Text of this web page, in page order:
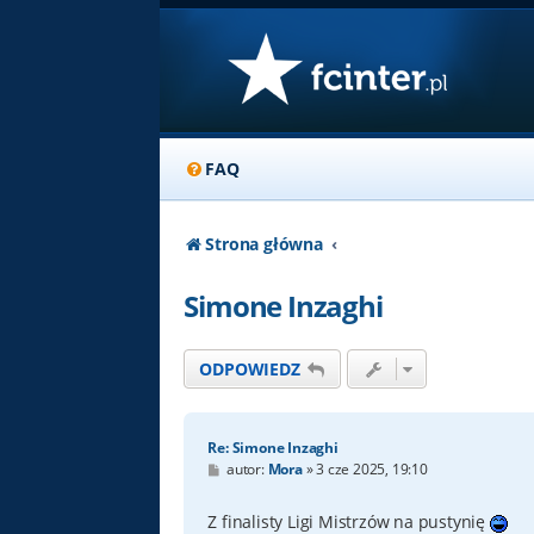
FAQ
Strona główna
Simone Inzaghi
ODPOWIEDZ
Re: Simone Inzaghi
P
t
autor: Mora»3 cze 2025, 19:10
Z finalisty Ligi Mistrzów na pustynię